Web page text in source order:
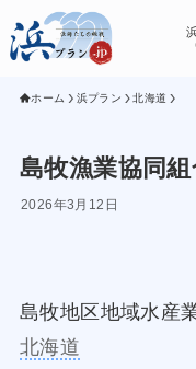
ホーム 浜プラン 北海道
島牧漁業協同
2026年3月12日
島牧地区地域水産
北海道